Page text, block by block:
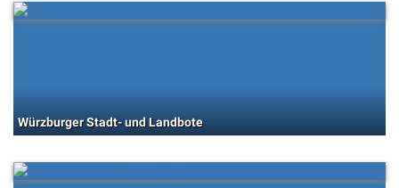
Würzburger Stadt- und Landbote